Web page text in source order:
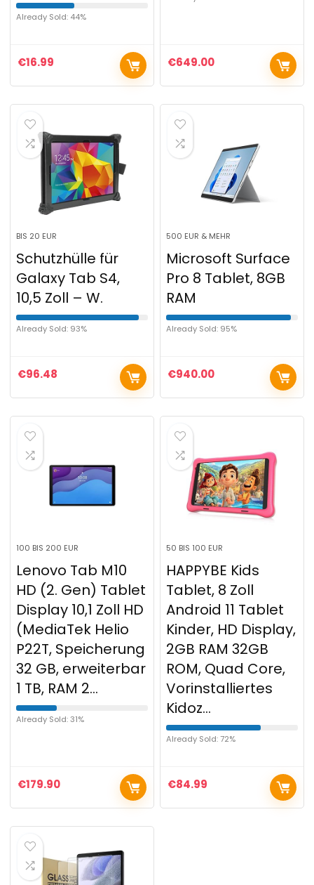
Already Sold: 44%
€16.99 €649.00
BIS 20 EUR
Schutzhülle für
Galaxy Tab S4,
10,5 Zoll – W.
Already Sold: 93%
€96.48
500 EUR & MEHR
Microsoft Surface
Pro 8 Tablet, 8GB
RAM
Already Sold: 95%
€940.00
100 BIS 200 EUR
Lenovo Tab M10
HD (2. Gen) Tablet
Display 10,1 Zoll HD
(MediaTek Helio
P22T, Speicherung
32 GB, erweiterbar
1 TB, RAM 2…
Already Sold: 31%
€179.90
50 BIS 100 EUR
HAPPYBE Kids
Tablet, 8 Zoll
Android 11 Tablet
Kinder, HD Display,
2GB RAM 32GB
ROM, Quad Core,
Vorinstalliertes
Kidoz…
Already Sold: 72%
€84.99